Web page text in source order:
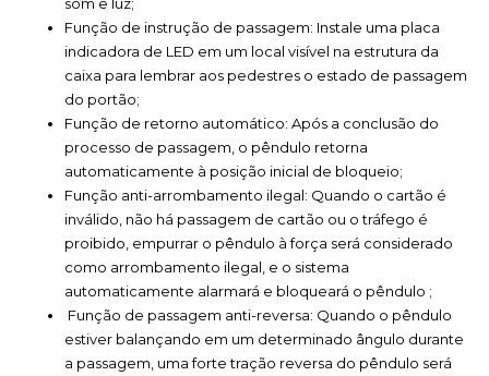
Função de instrução de passagem: Instale uma placa
indicadora de LED em um local visível na estrutura da
caixa para lembrar aos pedestres o estado de passagem
do portão;
Função de retorno automático: Após a conclusão do
processo de passagem, o pêndulo retorna
automaticamente à posição inicial de bloqueio;
Função anti-arrombamento ilegal: Quando o cartão é
inválido, não há passagem de cartão ou o tráfego é
proibido, empurrar o pêndulo à força será considerado
como arrombamento ilegal, e o sistema
automaticamente alarmará e bloqueará o pêndulo ;
Função de passagem anti-reversa: Quando o pêndulo
estiver balançando em um determinado ângulo durante
a passagem, uma forte tração reversa do pêndulo será